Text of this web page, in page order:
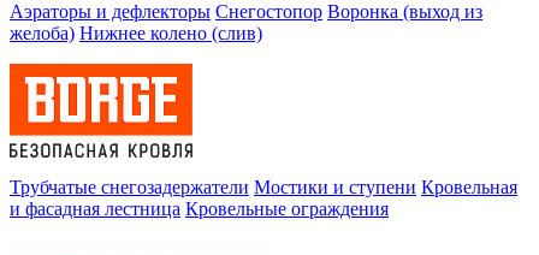
Аэраторы и дефлекторы Снегостопор Воронка (выход из
желоба) Нижнее колено (слив)
Трубчатые снегозадержатели Мостики и ступени Кровельная
и фасадная лестница Кровельные ограждения